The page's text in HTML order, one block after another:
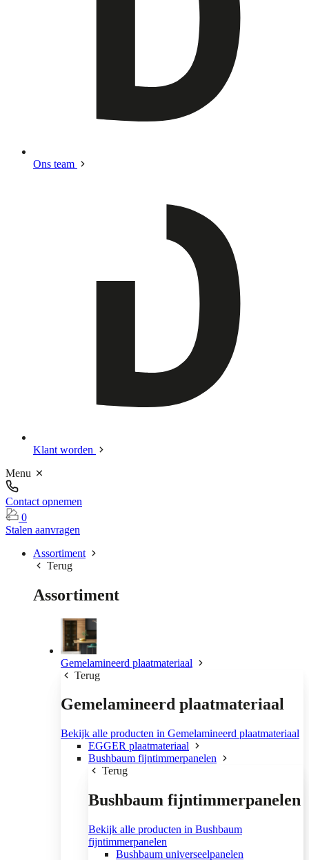
Ons team
Klant worden
Menu
Contact opnemen
0
Stalen aanvragen
Assortiment
Terug
Assortiment
Gemelamineerd plaatmateriaal
Terug
Gemelamineerd plaatmateriaal
Bekijk alle producten in Gemelamineerd plaatmateriaal
EGGER plaatmateriaal
Bushbaum fijntimmerpanelen
Terug
Bushbaum fijntimmerpanelen
Bekijk alle producten in Bushbaum
fijntimmerpanelen
Bushbaum universeelpanelen